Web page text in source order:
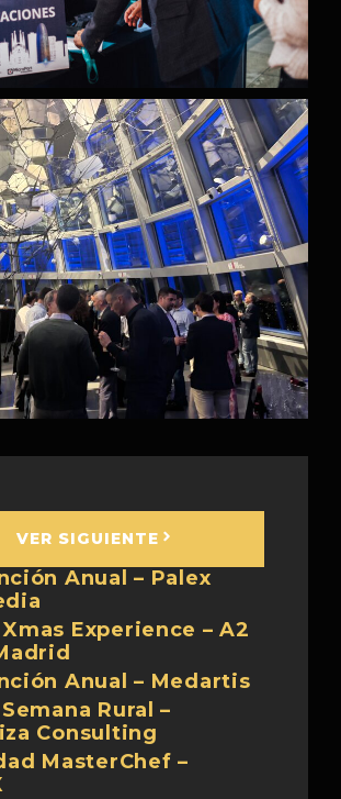
VER SIGUIENTE
Anual – Palex
Experience – A2
Anual – Medartis
Rural –
Consulting
MasterChef –